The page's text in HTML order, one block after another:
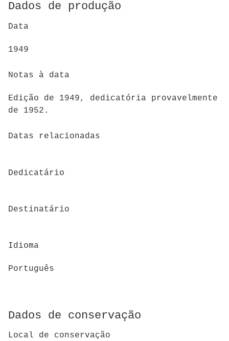
Dados de produção
Data
1949
Notas à data
Edição de 1949, dedicatória provavelmente
de 1952.
Datas relacionadas
Dedicatário
Destinatário
Idioma
Português
Dados de conservação
Local de conservação